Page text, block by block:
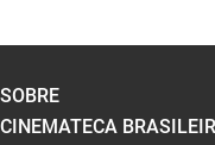
SOBRE
CINEMATECA